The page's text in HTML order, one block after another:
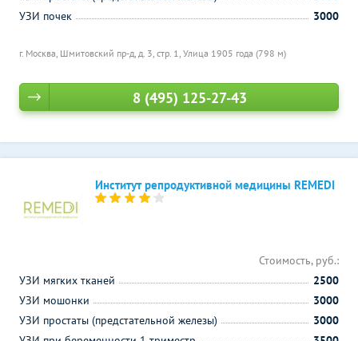
г. Москва, Шмитовский пр-д, д. 3, стр. 1, Улица 1905 года (798 м)
УЗИ почек
3000
8 (495) 125-27-43
Институт репродуктивной медицины REMEDI
Стоимость, руб.:
УЗИ мягких тканей
2500
УЗИ мошонки
3000
УЗИ простаты (предстательной железы)
3000